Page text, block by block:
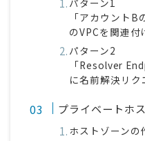
「アカウント
のVPCを関連付
パターン2
「Resolver
に名前解決リク
プライベートホ
ホストゾーンの